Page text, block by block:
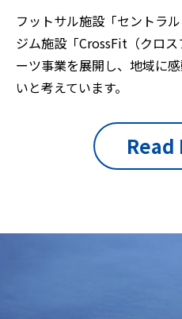
フットサル施設「セントラ
ジム施設「CrossFit（クロ
ーツ事業を展開し、地域に
いと考えています。
Read